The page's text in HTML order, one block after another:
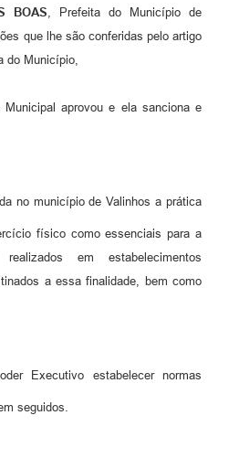
BOAS, Prefeita do Município de
que lhe são conferidas pelo artigo
do Município,
Municipal aprovou e ela sanciona e
no município de Valinhos a prática
físico como essenciais para a
em estabelecimentos
a essa finalidade, bem como
Executivo estabelecer normas
seguidos.